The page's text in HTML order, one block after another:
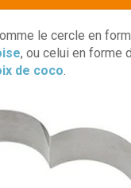
le cercle en
, ou celui en forme
de coco.